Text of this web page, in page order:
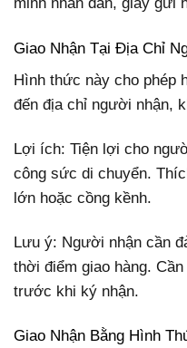
minh nhân dân, giấy gửi
Giao Nhận Tại Địa Chỉ
Hình thức này cho phép
đến địa chỉ người nhận,
Lợi ích: Tiện lợi cho
công sức di chuyển.
lớn hoặc cồng kềnh.
Lưu ý: Người nhận cần
thời điểm giao hàng.
trước khi ký nhận.
Giao Nhận Bằng Hình